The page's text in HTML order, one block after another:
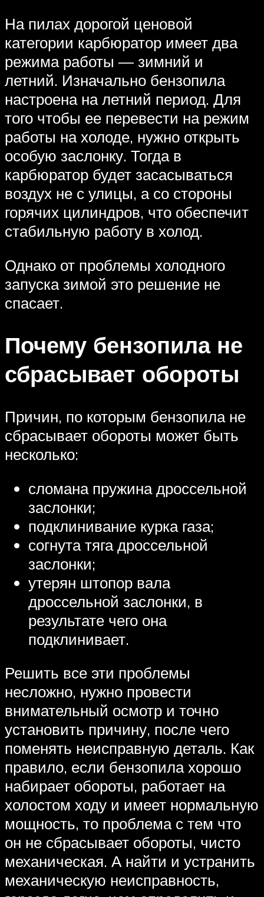
На пилах дорогой ценовой
категории карбюратор имеет два
режима работы — зимний и
летний. Изначально бензопила
настроена на летний период. Для
того чтобы ее перевести на режим
работы на холоде, нужно открыть
особую заслонку. Тогда в
карбюратор будет засасываться
воздух не с улицы, а со стороны
горячих цилиндров, что обеспечит
стабильную работу в холод.
Однако от проблемы холодного
запуска зимой это решение не
спасает.
Почему бензопила не
сбрасывает обороты
Причин, по которым бензопила не
сбрасывает обороты может быть
несколько:
сломана пружина дроссельной
заслонки;
подклинивание курка газа;
согнута тяга дроссельной
заслонки;
утерян штопор вала
дроссельной заслонки, в
результате чего она
подклинивает.
Решить все эти проблемы
несложно, нужно провести
внимательный осмотр и точно
установить причину, после чего
поменять неисправную деталь. Как
правило, если бензопила хорошо
набирает обороты, работает на
холостом ходу и имеет нормальную
мощность, то проблема с тем что
он не сбрасывает обороты, чисто
механическая. А найти и устранить
механическую неисправность,